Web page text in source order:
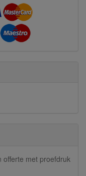
offerte met proefdruk